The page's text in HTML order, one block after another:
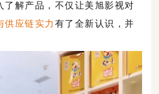
了解产品，不仅让美旭影视对
供应链实力 有了全新认识，并